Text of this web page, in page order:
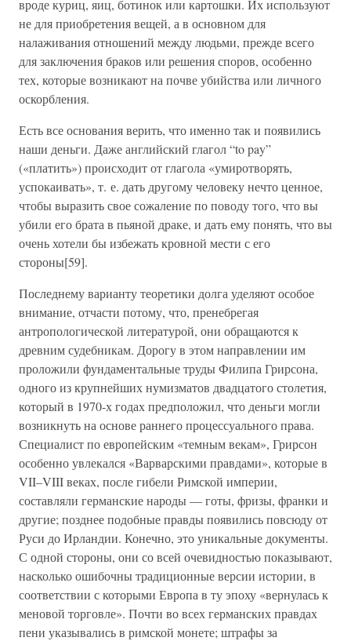
вроде куриц, яиц, ботинок или картошки. Их используют
не для приобретения вещей, а в основном для
налаживания отношений между людьми, прежде всего
для заключения браков или решения споров, особенно
тех, которые возникают на почве убийства или личного
оскорбления.
Есть все основания верить, что именно так и появились
наши деньги. Даже английский глагол “to pay”
(«платить») происходит от глагола «умиротворять,
успокаивать», т. е. дать другому человеку нечто ценное,
чтобы выразить свое сожаление по поводу того, что вы
убили его брата в пьяной драке, и дать ему понять, что вы
очень хотели бы избежать кровной мести с его
стороны[59].
Последнему варианту теоретики долга уделяют особое
внимание, отчасти потому, что, пренебрегая
антропологической литературой, они обращаются к
древним судебникам. Дорогу в этом направлении им
проложили фундаментальные труды Филипа Грирсона,
одного из крупнейших нумизматов двадцатого столетия,
который в 1970-х годах предположил, что деньги могли
возникнуть на основе раннего процессуального права.
Специалист по европейским «темным векам», Грирсон
особенно увлекался «Варварскими правдами», которые в
VII–VIII веках, после гибели Римской империи,
составляли германские народы — готы, фризы, франки и
другие; позднее подобные правды появились повсюду от
Руси до Ирландии. Конечно, это уникальные документы.
С одной стороны, они со всей очевидностью показывают,
насколько ошибочны традиционные версии истории, в
соответствии с которыми Европа в ту эпоху «вернулась к
меновой торговле». Почти во всех германских правдах
пени указывались в римской монете; штрафы за